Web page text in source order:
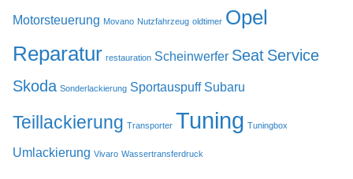
Motorsteuerung Movano Nutzfahrzeug oldtimer Opel
Reparatur restauration Scheinwerfer Seat Service
Skoda Sonderlackierung Sportauspuff Subaru
Teillackierung Transporter Tuning Tuningbox
Umlackierung Vivaro Wassertransferdruck